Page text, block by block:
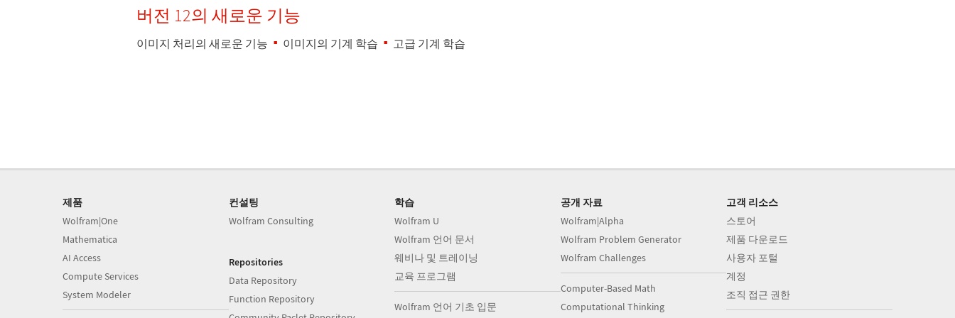
버전 12의 새로운 기능
이미지 처리의 새로운 기능 이미지의 기계 학습 고급 기계 학습
제품
Wolfram|One
Mathematica
AI Access
Compute Services
System Modeler
컨설팅
Wolfram Consulting
Repositories
Data Repository
Function Repository
학습
Wolfram U
Wolfram 언어 문서
웨비나 및 트레이닝
교육 프로그램
Wolfram 언어 기초 입문
공개 자료
Wolfram|Alpha
Wolfram Problem Generator
Wolfram Challenges
Computer-Based Math
Computational Thinking
고객 리소스
스토어
제품 다운로드
사용자 포털
계정
조직 접근 권한